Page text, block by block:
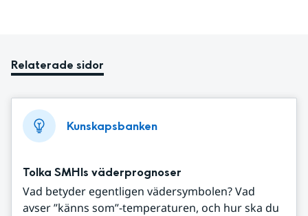
Relaterade sidor
Kunskapsbanken
Tolka SMHIs väderprognoser
Vad betyder egentligen vädersymbolen? Vad
avser ”känns som”-temperaturen, och hur ska du